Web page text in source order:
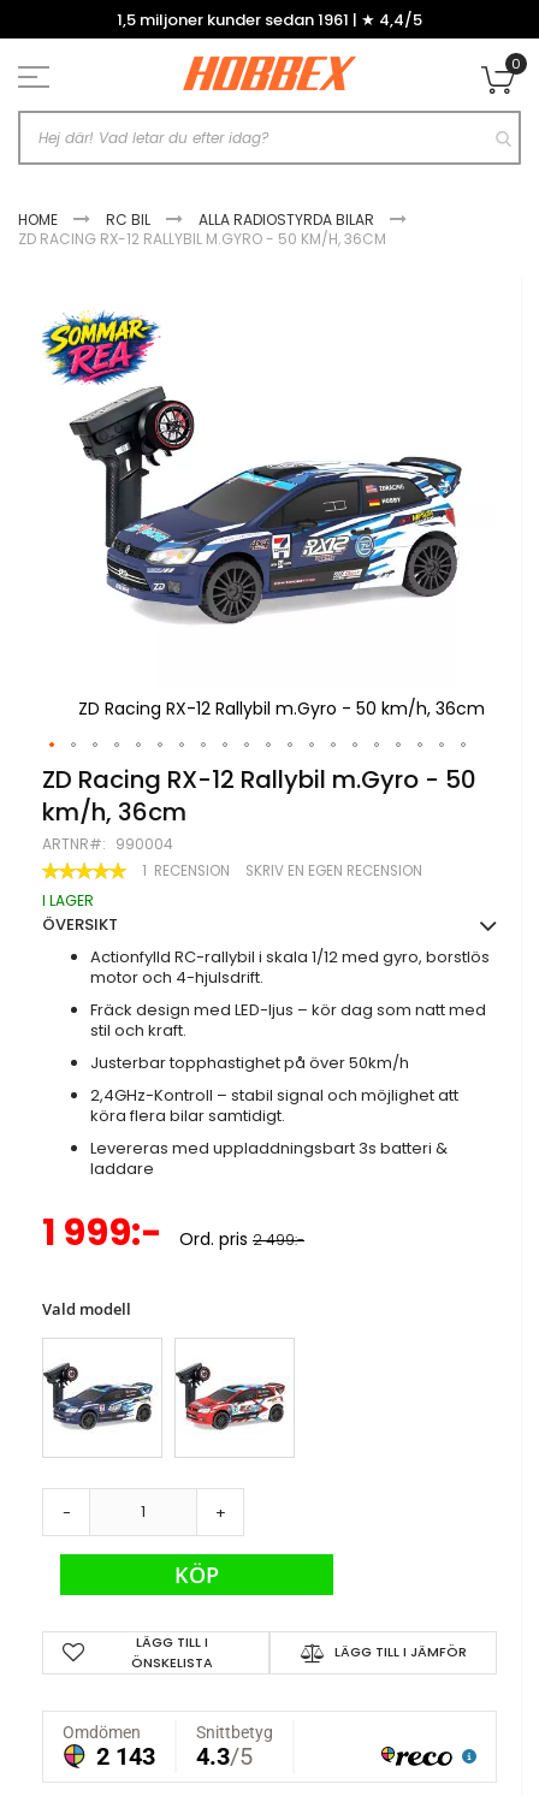
Hoppa
1,5 miljoner kunder sedan 1961 | ★ 4,4/5
0
HOME RC BIL
ALLA RADIOSTYRDA BILAR
ZD RACING RX-12 RALLYBIL M.GYRO - 50 KM/H, 36CM
Hoppa
till
slutet
av
bildgalleriet
ZD Racing RX-12 Rallybil m.Gyro - 50 km/h, 36cm
Hoppa
till
början
av
bildgalleriet
ZD Racing RX-12 Rallybil m.Gyro - 50
km/h, 36cm
ARTNR 990004
BETYG:
100 100
1 RECENSION SKRIV EN EGEN RECENSION
I LAGER
ÖVERSIKT
Actionfylld RC-rallybil i skala 1/12 med gyro, borstlös
motor och 4-hjulsdrift.
Fräck design med LED-ljus – kör dag som natt med
stil och kraft.
Justerbar topphastighet på över 50km/h
2,4GHz-Kontroll – stabil signal och möjlighet att
köra flera bilar samtidigt.
Levereras med uppladdningsbart 3s batteri &
laddare
Specialpris
1 999:- Ord. pris 2 499:-
Vald modell
- +
KÖP
LÄGG TILL I
ÖNSKELISTA
LÄGG TILL I JÄMFÖR